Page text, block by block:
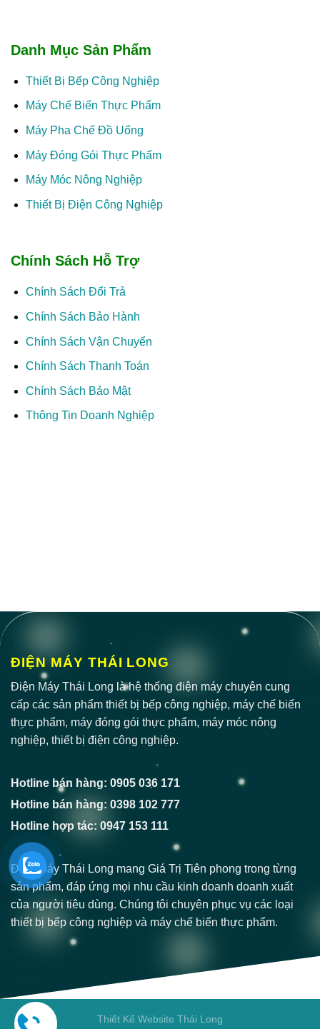
Danh Mục Sản Phẩm
Thiết Bị Bếp Công Nghiệp
Máy Chế Biến Thực Phẩm
Máy Pha Chế Đồ Uống
Máy Đóng Gói Thực Phẩm
Máy Móc Nông Nghiệp
Thiết Bị Điện Công Nghiệp
Chính Sách Hỗ Trợ
Chính Sách Đổi Trả
Chính Sách Bảo Hành
Chính Sách Vận Chuyển
Chính Sách Thanh Toán
Chính Sách Bảo Mật
Thông Tin Doanh Nghiệp
ĐIỆN MÁY THÁI LONG
Điện Máy Thái Long là hệ thống điện máy chuyên cung
cấp các sản phẩm thiết bị bếp công nghiệp, máy chế biến
thực phẩm, máy đóng gói thực phẩm, máy móc nông
nghiệp, thiết bị điện công nghiệp.
Hotline bán hàng: 0905 036 171
Hotline bán hàng: 0398 102 777
Hotline hợp tác: 0947 153 111
Điện Máy Thái Long mang Giá Trị Tiên phong trong từng
sản phẩm, đáp ứng mọi nhu cầu kinh doanh doanh xuất
của người tiêu dùng. Chúng tôi chuyên phục vụ các loại
thiết bị bếp công nghiệp và máy chế biến thực phẩm.
Thiết Kế Website Thái Long